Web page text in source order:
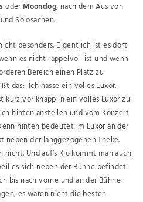
oderMoondog, nach dem Aus von
und Solosachen.
besonders. Eigentlich ist es dort
es nicht rappelvoll ist und wenn
Bereich einen Platz zu
das: Ich hasse ein volles Luxor.
kurz vor knapp in ein volles Luxor zu
hinten anstellen und vom Konzert
hinten bedeutet im Luxor an der
neben der langgezogenen Theke.
nicht. Und auf’s Klo kommt man auch
es sich neben der Bühne befindet
bis nach vorne und an der Bühne
es waren nicht die besten